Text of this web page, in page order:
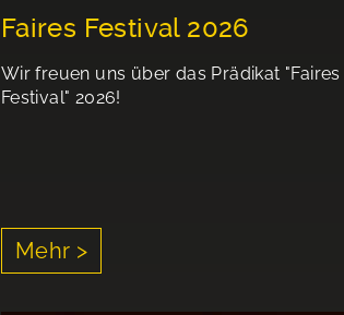
Faires Festival 2026
Wir freuen uns über das Prädikat "Faires
Festival" 2026!
Mehr >